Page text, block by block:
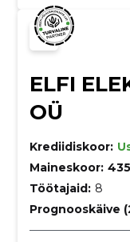
ELFI
OÜ
Krediidiskoor:
Maineskoor:
Töötajaid: 8
Prognooskäive